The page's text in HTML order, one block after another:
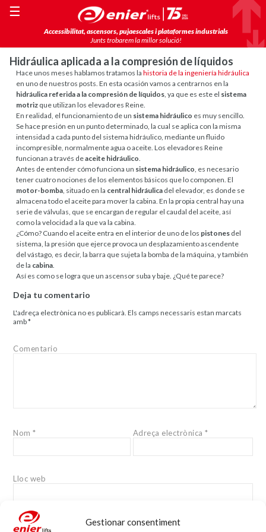
Gestionar consentiment
Accessibilitat, ascensors, pujaescales i plataformes industrials
Junts trobarem la millor solució!
☰
Hidráulica aplicada a la compresión de líquidos
Hace unos meses hablamos tratamos lahistoria de la ingeniería hidráulica
en uno de nuestros posts. En esta ocasión vamos a centrarnos en la
hidráulica referida a la compresión de líquidos, ya que es este el sistema
motriz que utilizan los elevadores Reine.
En realidad, el funcionamiento de un sistema hidráulico es muy sencillo.
Se hace presión en un punto determinado, la cual se aplica con la misma
intensidad a cada punto del sistema hidráulico, mediante un fluido
incompresible, normalmente agua o aceite. Los elevadores Reine
funcionan a través deaceite hidráulico.
Antes de entender cómo funciona un sistema hidráulico, es necesario
tener cuatro nociones de los elementos básicos que lo componen. El
motor-bomba, situado en la central hidráulica del elevador, es donde se
almacena todo el aceite para mover la cabina. En la propia central hay una
serie de válvulas, que se encargan de regular el caudal del aceite, así
como la velocidad a la que va la cabina.
¿Cómo? Cuando el aceite entra en el interior de uno de los pistones del
sistema, la presión que ejerce provoca un desplazamiento ascendente
del vástago, es decir, la barra que sujeta la bomba de la máquina, y también
de la cabina.
Así es como se logra que un ascensor suba y baje. ¿Qué te parece?
Deja tu comentario
L'adreça electrònica no es publicarà. Els camps necessaris estan marcats
amb*
Comentario
Nom* Adreça electrònica*
Lloc web